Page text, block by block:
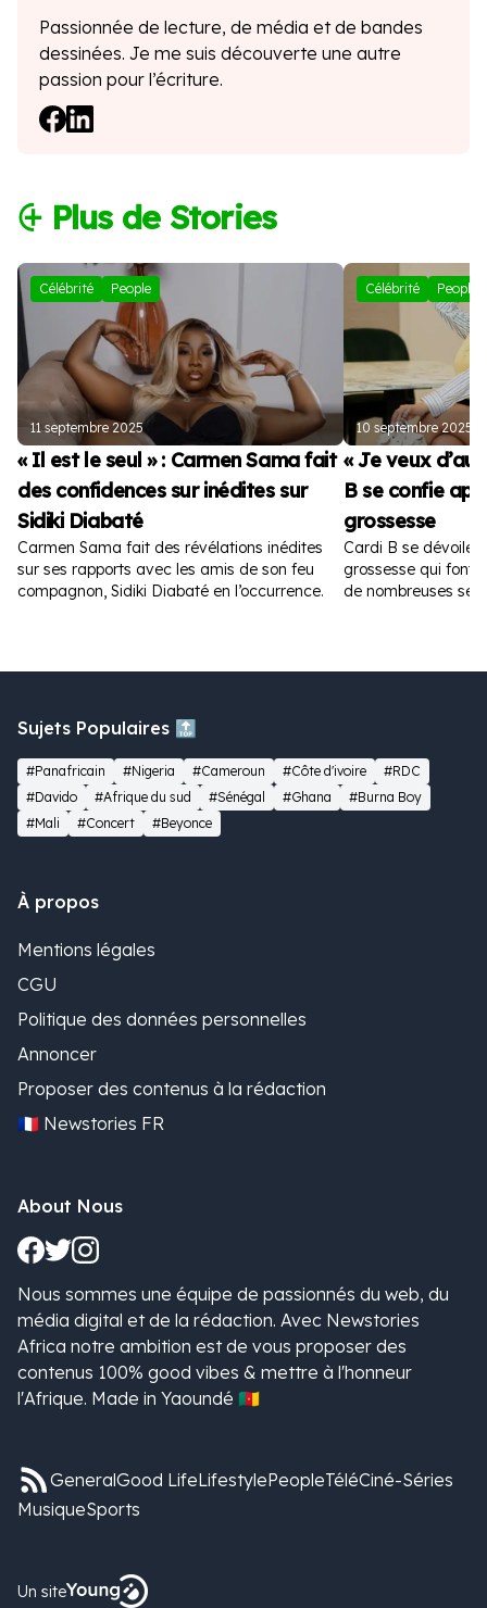
Passionnée de lecture, de média et de bandes
dessinées. Je me suis découverte une autre
passion pour l’écriture.
⨭ Plus de Stories
Célébrité People
11 septembre 2025
« Il est le seul » : Carmen Sama fait
des confidences sur inédites sur
Sidiki Diabaté
Carmen Sama fait des révélations inédites
sur ses rapports avec les amis de son feu
compagnon, Sidiki Diabaté en l’occurrence.
Célébrité People
10 septembre 2025
« Je veux
B se confie
grossesse
Cardi B se dévoile
grossesse qui font
de nombreuses
Sujets Populaires 🔝
#Panafricain #Nigeria #Cameroun #Côte d'ivoire
#RDC
#Davido
#Afrique du sud #Sénégal #Ghana
#Burna Boy
#Mali
#Concert #Beyonce
À propos
Mentions légales
CGU
Politique des données personnelles
Annoncer
Proposer des contenus à la rédaction
🇫🇷 Newstories FR
About Nous
Nous sommes une équipe de passionnés du web, du
média digital et de la rédaction. Avec Newstories
Africa notre ambition est de vous proposer des
contenus 100% good vibes & mettre à l'honneur
l'Afrique. Made in Yaoundé 🇨🇲
GeneralGood LifeLifestylePeopleTéléCiné-Séries
MusiqueSports
Un site